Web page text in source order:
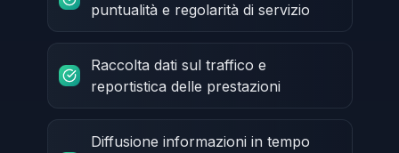
puntualità e regolarità di servizio
Raccolta dati sul traffico e
reportistica delle prestazioni
Diffusione informazioni in tempo